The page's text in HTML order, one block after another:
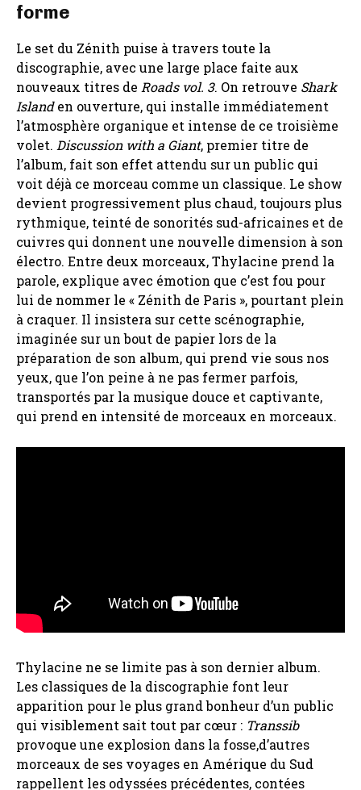
forme
Le set du Zénith puise à travers toute la
discographie, avec une large place faite aux
nouveaux titres de Roads vol. 3. On retrouve Shark
Islanden ouverture, qui installe immédiatement
l’atmosphère organique et intense de ce troisième
volet. Discussion with a Giant, premier titre de
l’album, fait son effet attendu sur un public qui
voit déjà ce morceau comme un classique. Le show
devient progressivement plus chaud, toujours plus
rythmique, teinté de sonorités sud-africaines et de
cuivres qui donnent une nouvelle dimension à son
électro. Entre deux morceaux, Thylacine prend la
parole, explique avec émotion que c’est fou pour
lui de nommer le « Zénith de Paris », pourtant plein
à craquer. Il insistera sur cette scénographie,
imaginée sur un bout de papier lors de la
préparation de son album, qui prend vie sous nos
yeux, que l’on peine à ne pas fermer parfois,
transportés par la musique douce et captivante,
qui prend en intensité de morceaux en morceaux.
Thylacine ne se limite pas à son dernier album.
Les classiques de la discographie font leur
apparition pour le plus grand bonheur d’un public
qui visiblement sait tout par cœur : Transsib
provoque une explosion dans la fosse,d’autres
morceaux de ses voyages en Amérique du Sud
rappellent les odyssées précédentes, contées